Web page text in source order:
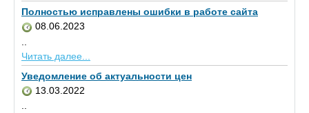
Полностью исправлены ошибки в работе сайта
08.06.2023
Читать далее...
Уведомление об актуальности цен
13.03.2022